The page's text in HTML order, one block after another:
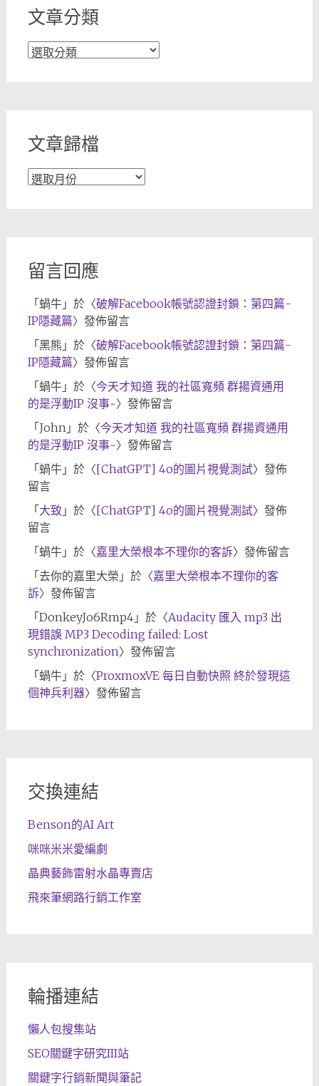
文章分類
文
文章歸檔
文
留言回應
「 蝸牛」於〈破解Facebook帳號認證封鎖：第四篇-
IP隱藏篇〉發佈留言
「 黑熊 」於〈破解Facebook帳號認證封鎖：第四篇-
IP隱藏篇〉發佈留言
「 蝸牛」於〈今天才知道 我的社區寬頻 群揚資通用
的是浮動IP 沒事~〉發佈留言
「 John」於〈今天才知道 我的社區寬頻 群揚資通用
的是浮動IP 沒事~〉發佈留言
「 蝸牛」於〈[ChatGPT] 4o的圖片視覺測試〉發佈
留言
「 大致 」於〈[ChatGPT] 4o的圖片視覺測試〉發佈
留言
「 蝸牛」於〈嘉里大榮根本不理你的客訴〉發佈留言
「 去你的嘉里大榮 」於〈嘉里大榮根本不理你的客
訴〉發佈留言
「 DonkeyJo6Rmp4」於〈Audacity 匯入 mp3 出
現錯誤 MP3 Decoding failed: Lost
synchronization〉發佈留言
「 蝸牛」於〈ProxmoxVE 每日自動快照 終於發現這
個神兵利器〉發佈留言
交換連結
Benson的AI Art
咪咪米米愛編劇
晶典藝飾雷射水晶專賣店
飛來筆網路行銷工作室
輪播連結
懶人包搜集站
SEO關鍵字研究III站
關鍵字行銷新聞與筆記